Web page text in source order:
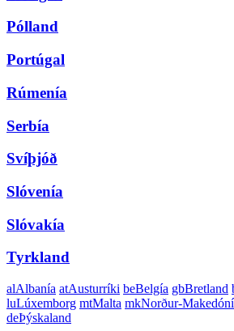
Pólland
Portúgal
Rúmenía
Serbía
Svíþjóð
Slóvenía
Slóvakía
Tyrkland
alAlbanía atAusturríki beBelgía gbBretland
luLúxemborg mtMalta mkNorður-
deÞýskaland